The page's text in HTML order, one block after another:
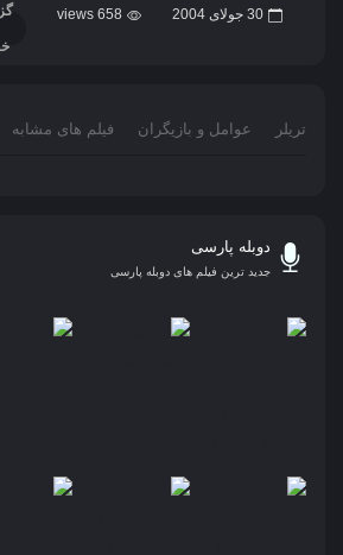
30 جولای 2004 658 views
تریلر عوامل و بازیگران فیلم های مشابه
دوبله پارسی
جدید ترین فیلم های دوبله پارسی